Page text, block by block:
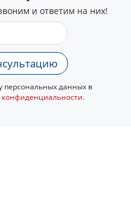
и ответим на них!
персональных данных в
конфиденциальности.